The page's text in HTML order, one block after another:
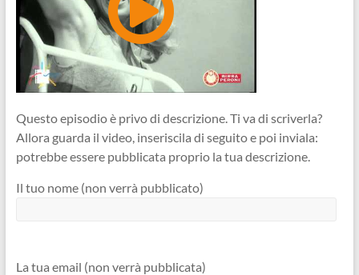
Questo episodio è privo di descrizione. Ti va di scriverla?
Allora guarda il video, inseriscila di seguito e poi inviala:
potrebbe essere pubblicata proprio la tua descrizione.
Il tuo nome (non verrà pubblicato)
La tua email (non verrà pubblicata)